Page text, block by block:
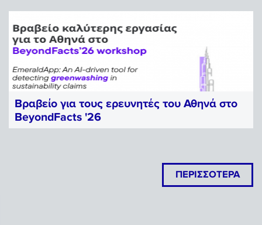
International...
Βραβείο για τους ερευνητές του Αθηνά στο
BeyondFacts '26
ΠΕΡΙΣΣΟΤΕΡΑ